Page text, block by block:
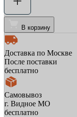
В корзину
Доставка по Москве
После поставки
бесплатно
Самовывоз
г. Видное МО
бесплатно